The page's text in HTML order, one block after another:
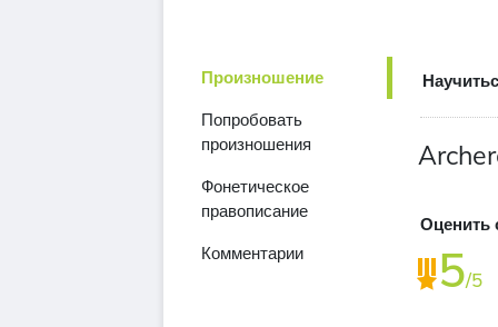
Произношение
Попробовать
произношения
Фонетическое
правописание
Комментарии
Оценить
5/5